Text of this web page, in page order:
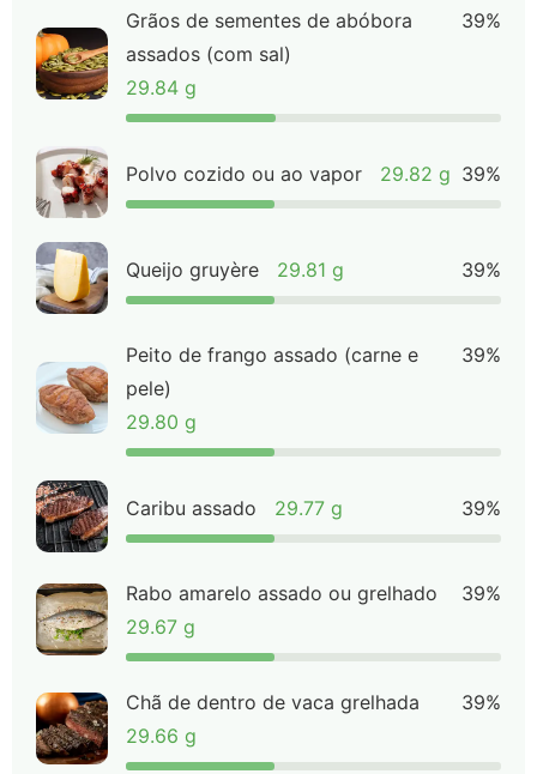
Grãos de sementes de abóbora
assados (com sal)
29.84 g
39%
Polvo cozido ou ao vapor 29.82 g 39%
Queijo gruyère 29.81 g 39%
Peito de frango assado (carne e
pele)
29.80 g
39%
Caribu assado 29.77 g 39%
Rabo amarelo assado ou grelhado
29.67 g
39%
Chã de dentro de vaca grelhada
29.66 g
39%